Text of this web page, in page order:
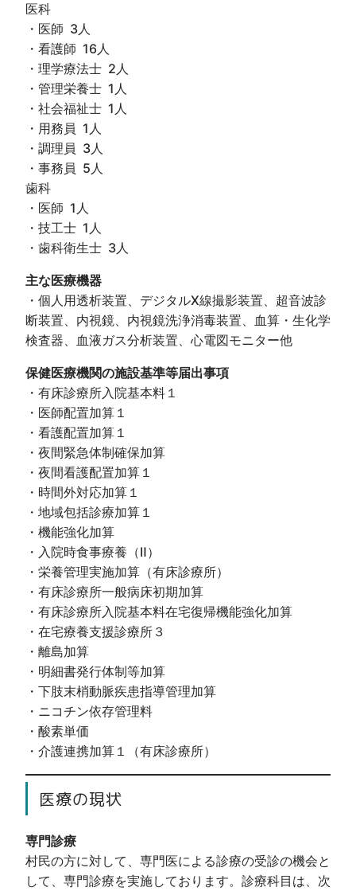
医科
・医師 3人
・看護師 16人
・理学療法士 2人
・管理栄養士 1人
・社会福祉士 1人
・用務員 1人
・調理員 3人
・事務員 5人
歯科
・医師 1人
・技工士 1人
・歯科衛生士 3人
主な医療機器
・個人用透析装置、デジタルX線撮影装置、超音波診
断装置、内視鏡、内視鏡洗浄消毒装置、血算・生化学
検査器、血液ガス分析装置、心電図モニター他
保健医療機関の施設基準等届出事項
・有床診療所入院基本料１
・医師配置加算１
・看護配置加算１
・夜間緊急体制確保加算
・夜間看護配置加算１
・時間外対応加算１
・地域包括診療加算１
・機能強化加算
・入院時食事療養（Ⅱ）
・栄養管理実施加算（有床診療所）
・有床診療所一般病床初期加算
・有床診療所入院基本料在宅復帰機能強化加算
・在宅療養支援診療所３
・離島加算
・明細書発行体制等加算
・下肢末梢動脈疾患指導管理加算
・ニコチン依存管理料
・酸素単価
・介護連携加算１（有床診療所）
医療の現状
専門診療
村民の方に対して、専門医による診療の受診の機会と
して、専門診療を実施しております。診療科目は、次